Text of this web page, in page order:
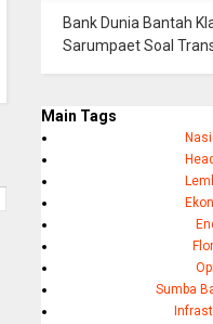
Bank Dunia Bantah
Sarumpaet Soal
Main Tags
Sumba